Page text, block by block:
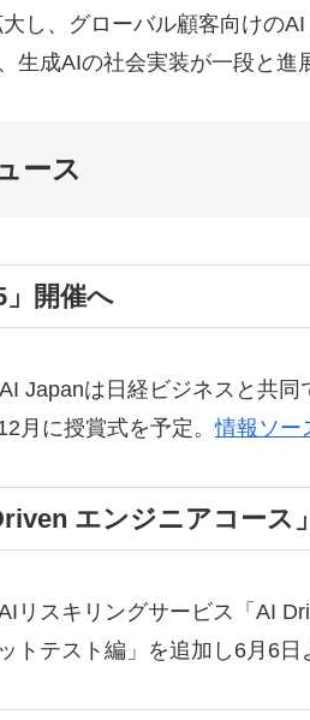
し、グローバル顧客向けの
生成AIの社会実装が一段と進
ース
」開催へ
Japanは日経ビジネスと共
月に授賞式を予定。情報ソー
エンジニアコース
リスキリングサービス「AI
トテスト編」を追加し6月6日